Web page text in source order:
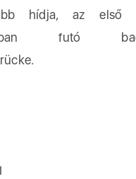
hídja, az első
futó